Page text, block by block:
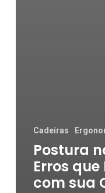
Cadeiras
Postura
Erros
com sua